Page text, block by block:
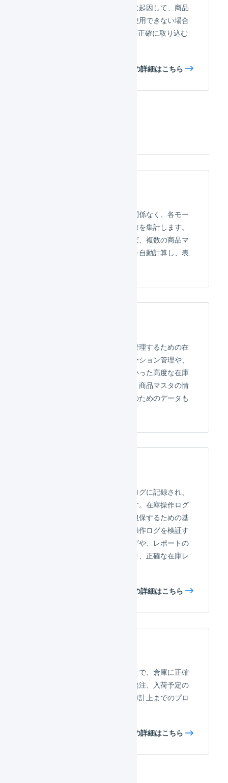
また、モール／カートの仕様に起因して、商品
マスタと同一の商品コードを使用できない場合
でも、LOGILESSに受注情報を正確に取り込む
商品対応表の詳細はこちら
倉庫での物理的な保管状況に関係なく、各モー
ル／カートで販売可能な在庫数を集計します。
セット商品マスタを使用すれば、複数の商品マ
スタの在庫数から構成可能数を自動計算し、表
倉庫での物理的な保管状況を管理するための在
庫レポートです。フリーロケーション管理や、
賞味期限管理、ロット管理といった高度な在庫
管理が可能となります。また、商品マスタの情
報と結合して、会計資料作成のためのデータも
在庫の増減はすべて在庫操作ログに記録され、
検索／ダウンロードが可能です。在庫操作ログ
は、在庫レポートの正確性を担保するための基
礎的な資料となります。在庫操作ログを検証す
ることで、在庫のトラッキングや、レポートの
不整合の原因調査が容易になり、正確な在庫レ
在庫操作ログの詳細はこちら
入荷予定データを使用することで、倉庫に正確
な納品予定を連携し、商品の発注、入荷予定の
作成、納品、検品、棚入、在庫計上までのプロ
入荷予定の詳細はこちら